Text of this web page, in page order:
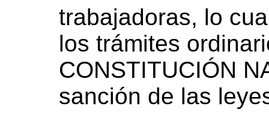
trabajadoras, lo
los trámites
CONSTITUCIÓN
sanción de las